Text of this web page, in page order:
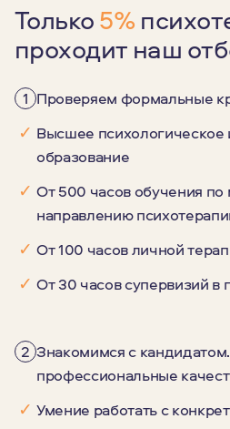
Только5%
проходит наш
1 Проверяем формальные
✓ Высшее
образование
✓ От 500 часов обучения
направлению
✓ От 100 часов личной
✓ От 30 часов супервизий в
2 Знакомимся с
профессиональные
✓ Умение работать с